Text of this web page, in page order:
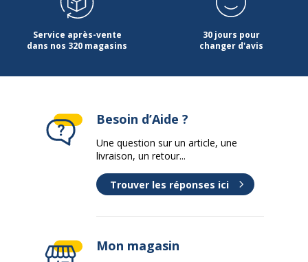
Service après-vente
dans nos 320 magasins
30 jours pour
changer d'avis
Besoin d’Aide ?
Une question sur un article, une
livraison, un retour...
Trouver les réponses ici
Mon magasin